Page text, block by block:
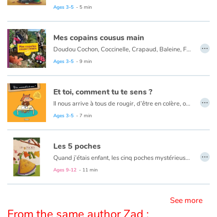
Blog
Learn french with Storyplay'r
French book lists for children
Reading for children
Activities and workshops
Dyslexia and reading disorders
Le concept est soutenu par la qualité plastique des illustrations au pastel sec de ZAD qui interprète avec beaucoup d’à propos cette chanson loufoque.
Ages 3-5 - 5 min
Mes copains cousus main
Doudou Cochon, Coccinelle, Crapaud, Baleine, Farfelu, Zèbre, Poule et Loup forment la douce ménagerie de cet ouvrage original mixant activité et fiction. Conçus à partir de tissu et de matériel de récup’, les huit sujets sont à fabriquer par de moyennes et grandes mains qui pourront choisir un doudou simple ou plus complexe, jamais irréalisable...
Ages 3-5 - 9 min
…
Et toi, comment tu te sens ?
Il nous arrive à tous de rougir, d’être en colère, ou au contraire de nous sentir pousser des ailes. Mais pour les plus jeunes, il est souvent difficile de maîtriser ses émotions. Ce livre a pour objectif d’aider les enfants, à partir de 3 ans, à mettre un nom sur ce qu’ils ressentent, pour apprivoiser leurs émotions et mieux vivre avec elles.
Ages 3-5 - 7 min
…
Les 5 poches
Quand j’étais enfant, les cinq poches mystérieuses qui ornaient les jupes de ma maman occupaient toutes mes pensées.
Adulte, je reçus les cinq poches en héritage.
Ages 9-12 - 11 min
…
See more